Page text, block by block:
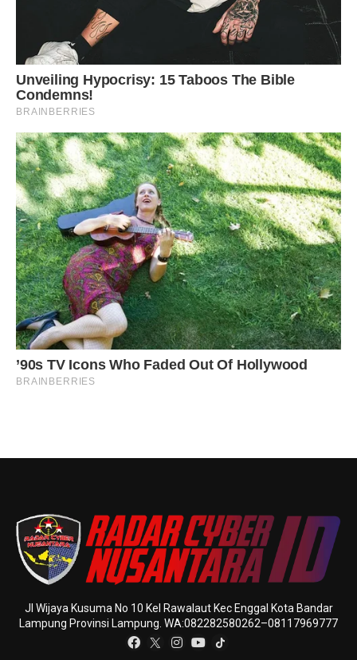
Jl Wijaya Kusuma No 10 Kel Rawalaut Kec Enggal Kota Bandar
Lampung Provinsi Lampung. WA:082282580262–08117969777